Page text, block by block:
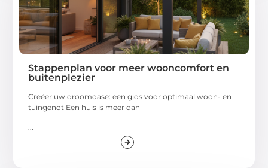
Stappenplan voor meer wooncomfort en
buitenplezier
Creëer uw droomoase: een gids voor optimaal woon- en
tuingenot Een huis is meer dan